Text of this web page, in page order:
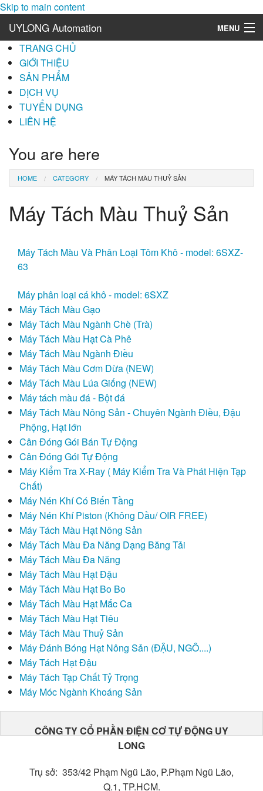
Skip to main content
UYLONG Automation MENU
Máy Tách Màu Gạo
Máy Tách Màu Ngành Chè (Trà)
Máy Tách Màu Hạt Cà Phê
Máy Tách Màu Ngành Điều
Máy Tách Màu Cơm Dừa (NEW)
Máy Tách Màu Lúa Giống (NEW)
Máy tách màu đá - Bột đá
Cân Đóng Gói Bán Tự Động
Máy Kiểm Tra X-Ray ( Máy Kiểm Tra Và Phát Hiện Tạp Chất)
Máy Nén Khí Có Biến Tầng
Máy Nén Khí Piston (Không Dầu/ OIR FREE)
Máy Tách Màu Hạt Nông Sản
Máy Tách Màu Đa Năng Dạng Băng Tải
Máy Tách Màu Đa Năng
Máy Tách Màu Hạt Đậu
Máy Tách Màu Hạt Bo Bo
Máy Tách Màu Hạt Mắc Ca
Máy Tách Màu Hạt Tiêu
Máy Tách Màu Thuỷ Sản
Máy Đánh Bóng Hạt Nông Sản (ĐẬU, NGÔ....)
Máy Tách Hạt Đậu
Máy Tách Tạp Chất Tỷ Trọng
Máy Móc Ngành Khoáng Sản
TRANG CHỦ
GIỚI THIỆU
SẢN PHẨM
DỊCH VỤ
TUYỂN DỤNG
LIÊN HỆ
You are here
HOME CATEGORY MÁY TÁCH MÀU THUỶ SẢN
Máy Tách Màu Thuỷ Sản
Máy Tách Màu Và Phân Loại Tôm Khô - model: 6SXZ-
63
Máy phân loại cá khô - model: 6SXZ
Máy Tách Màu Gạo
Máy Tách Màu Ngành Chè (Trà)
Máy Tách Màu Hạt Cà Phê
Máy Tách Màu Ngành Điều
Máy Tách Màu Cơm Dừa (NEW)
Máy Tách Màu Lúa Giống (NEW)
Máy tách màu đá - Bột đá
Máy Tách Màu Nông Sản - Chuyên Ngành Điều, Đậu
Phộng, Hạt lớn
Cân Đóng Gói Bán Tự Động
Cân Đóng Gói Tự Động
Máy Kiểm Tra X-Ray ( Máy Kiểm Tra Và Phát Hiện Tạp
Chất)
Máy Nén Khí Có Biến Tầng
Máy Nén Khí Piston (Không Dầu/ OIR FREE)
Máy Tách Màu Hạt Nông Sản
Máy Tách Màu Đa Năng Dạng Băng Tải
Máy Tách Màu Đa Năng
Máy Tách Màu Hạt Đậu
Máy Tách Màu Hạt Bo Bo
Máy Tách Màu Hạt Mắc Ca
Máy Tách Màu Hạt Tiêu
Máy Tách Màu Thuỷ Sản
Máy Đánh Bóng Hạt Nông Sản (ĐẬU, NGÔ....)
Máy Tách Hạt Đậu
Máy Tách Tạp Chất Tỷ Trọng
Máy Móc Ngành Khoáng Sản
CÔNG TY CỔ PHẦN ĐIỆN CƠ TỰ ĐỘNG UY
LONG
Trụ sở: 353/42 Phạm Ngũ Lão, P.Phạm Ngũ Lão,
Q.1, TP.HCM.